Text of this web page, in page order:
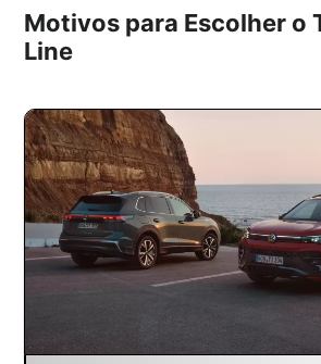
Motivos para Escolher o
Line